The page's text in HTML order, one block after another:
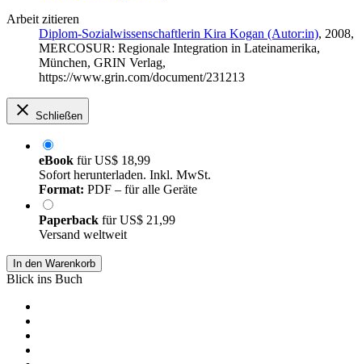
Arbeit zitieren
Diplom-Sozialwissenschaftlerin Kira Kogan (Autor:in), 2008,
MERCOSUR: Regionale Integration in Lateinamerika,
München, GRIN Verlag,
https://www.grin.com/document/231213
Schließen
eBook fürUS$ 18,99
Sofort herunterladen. Inkl. MwSt.
Format: PDF – für alle Geräte
Paperback fürUS$ 21,99
Versand weltweit
In den Warenkorb
Blick ins Buch